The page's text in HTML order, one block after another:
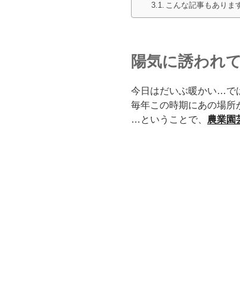
こんな記事もありま
陽気に誘われ
今日はだいぶ暖かい…で
毎年この時期にあの場
…ということで、 農業園